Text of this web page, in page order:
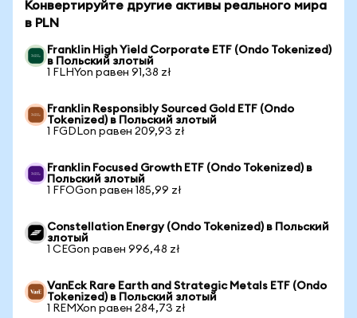
Конвертируйте другие активы реального мира
в PLN
Franklin High Yield Corporate ETF (Ondo Tokenized)
в Польский злотый
1 FLHYon равен 91,38 zł
Franklin Responsibly Sourced Gold ETF (Ondo
Tokenized) в Польский злотый
1 FGDLon равен 209,93 zł
Franklin Focused Growth ETF (Ondo Tokenized) в
Польский злотый
1 FFOGon равен 185,99 zł
Constellation Energy (Ondo Tokenized) в Польский
злотый
1 CEGon равен 996,48 zł
VanEck Rare Earth and Strategic Metals ETF (Ondo
Tokenized) в Польский злотый
1 REMXon равен 284,73 zł